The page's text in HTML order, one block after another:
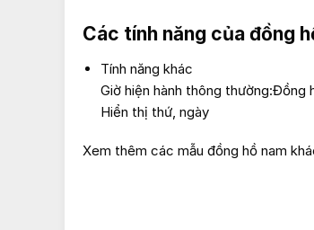
Các tính năng của đồng
Tính năng khác
Giờ hiện hành thông thường:Đồng
Hiển thị thứ, ngày
Xem thêm các mẫu đồng hồ nam